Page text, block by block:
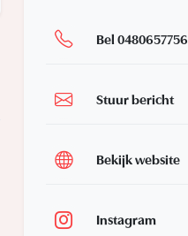
Bel 0480657756
Stuur bericht
Bekijk website
Instagram